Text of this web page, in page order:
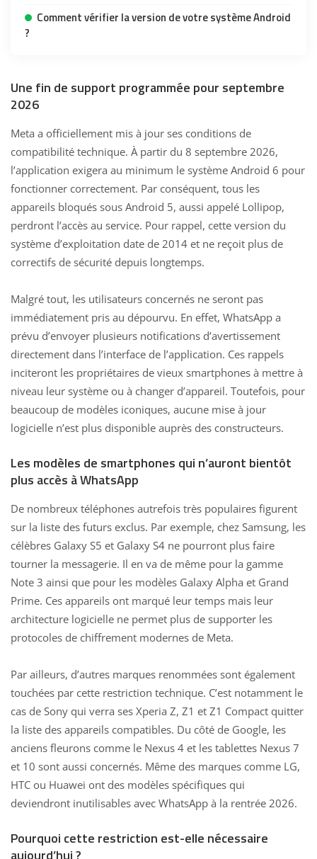
Comment vérifier la version de votre système Android
?
Une fin de support programmée pour septembre
2026
Meta a officiellement mis à jour ses conditions de
compatibilité technique. À partir du 8 septembre 2026,
l’application exigera au minimum le système Android 6 pour
fonctionner correctement. Par conséquent, tous les
appareils bloqués sous Android 5, aussi appelé Lollipop,
perdront l’accès au service. Pour rappel, cette version du
système d’exploitation date de 2014 et ne reçoit plus de
correctifs de sécurité depuis longtemps.
Malgré tout, les utilisateurs concernés ne seront pas
immédiatement pris au dépourvu. En effet, WhatsApp a
prévu d’envoyer plusieurs notifications d’avertissement
directement dans l’interface de l’application. Ces rappels
inciteront les propriétaires de vieux smartphones à mettre à
niveau leur système ou à changer d’appareil. Toutefois, pour
beaucoup de modèles iconiques, aucune mise à jour
logicielle n’est plus disponible auprès des constructeurs.
Les modèles de smartphones qui n’auront bientôt
plus accès à WhatsApp
De nombreux téléphones autrefois très populaires figurent
sur la liste des futurs exclus. Par exemple, chez Samsung, les
célèbres Galaxy S5 et Galaxy S4 ne pourront plus faire
tourner la messagerie. Il en va de même pour la gamme
Note 3 ainsi que pour les modèles Galaxy Alpha et Grand
Prime. Ces appareils ont marqué leur temps mais leur
architecture logicielle ne permet plus de supporter les
protocoles de chiffrement modernes de Meta.
Par ailleurs, d’autres marques renommées sont également
touchées par cette restriction technique. C’est notamment le
cas de Sony qui verra ses Xperia Z, Z1 et Z1 Compact quitter
la liste des appareils compatibles. Du côté de Google, les
anciens fleurons comme le Nexus 4 et les tablettes Nexus 7
et 10 sont aussi concernés. Même des marques comme LG,
HTC ou Huawei ont des modèles spécifiques qui
deviendront inutilisables avec WhatsApp à la rentrée 2026.
Pourquoi cette restriction est-elle nécessaire